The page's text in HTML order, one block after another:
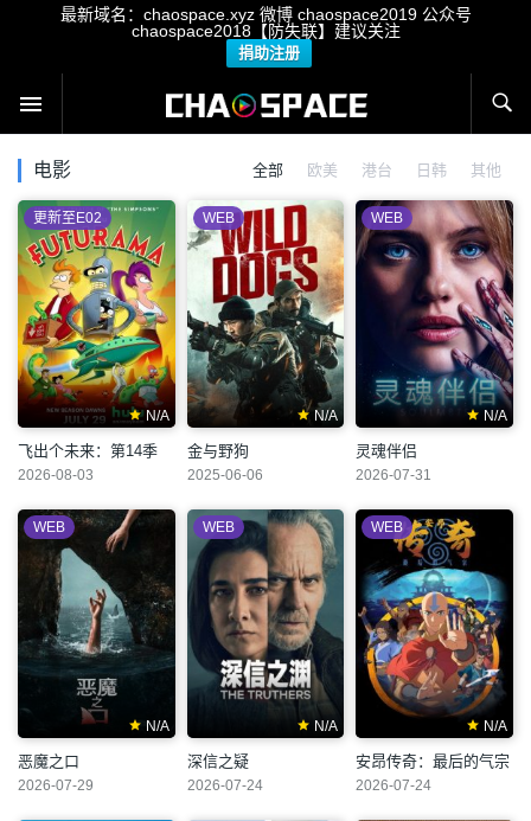
最新域名：chaospace.xyz 微博 chaospace2019 公众号
chaospace2018【防失联】建议关注
捐助注册
电影 全部 欧美 港台 日韩 其他
N/A
更新至E02
飞出个未来：第14季
2026-08-03
N/A
WEB
金与野狗
2025-06-06
N/A
WEB
灵魂伴侣
2026-07-31
N/A
WEB
恶魔之口
2026-07-29
N/A
WEB
深信之疑
2026-07-24
N/A
WEB
安昂传奇：最后的气宗
2026-07-24